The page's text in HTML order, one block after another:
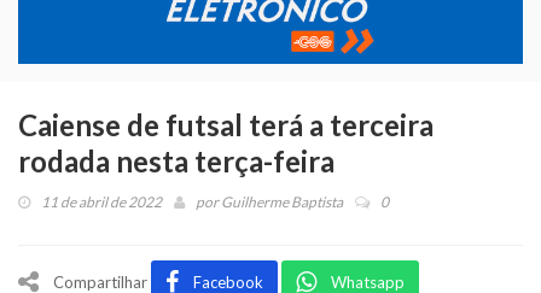
Caiense de futsal terá a terceira
rodada nesta terça-feira
11 de abril de 2022 porGuilherme Baptista 0
Compartilhar Facebook Whatsapp